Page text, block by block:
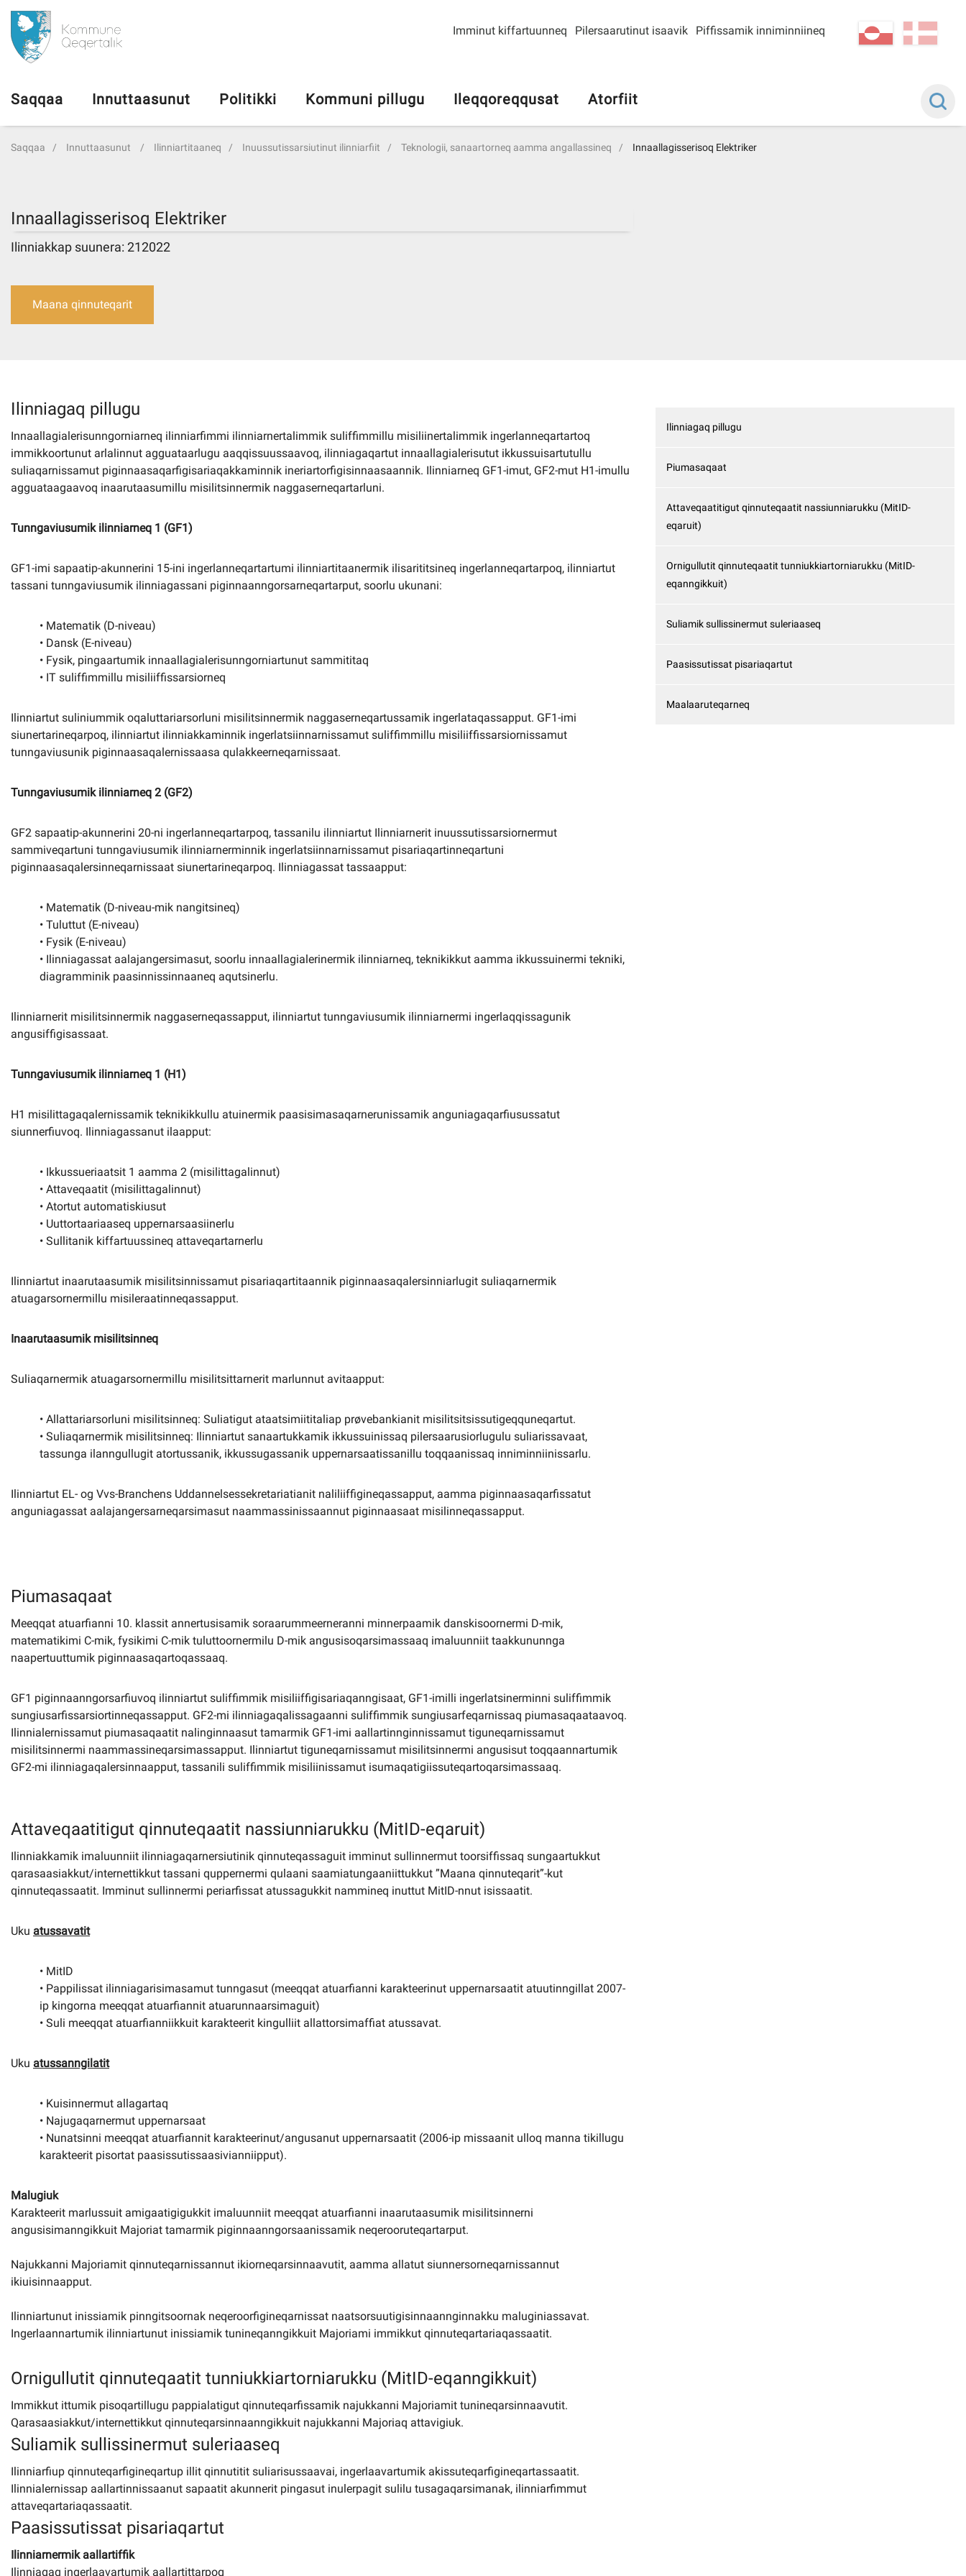
Kommuni pillugu
Ileqqoreqqusat
Atorfiit
Pilersaarutinut isaavik
Piffissamik inniminniineq
kl-GL
Imminut kiffartuunneq Pilersaarutinut isaavik Piffissamik inniminniineq
Saqqaa Innuttaasunut Politikki Kommuni pillugu Ileqqoreqqusat Atorfiit
Saqqaa Innuttaasunut Ilinniartitaaneq Inuussutissarsiutinut ilinniarfiit Teknologii, sanaartorneq aamma angallassineq Innaallagisserisoq Elektriker
Innaallagisserisoq Elektriker
Ilinniakkap suunera: 212022
Maana qinnuteqarit
Ilinniagaq pillugu
Innaallagialerisunngorniarneq ilinniarfimmi ilinniarnertalimmik suliffimmillu misiliinertalimmik ingerlanneqartartoq
immikkoortunut arlalinnut agguataarlugu aaqqissuussaavoq, ilinniagaqartut innaallagialerisutut ikkussuisartutullu
suliaqarnissamut piginnaasaqarfigisariaqakkaminnik ineriartorfigisinnaasaannik. Ilinniarneq GF1-imut, GF2-mut H1-imullu
agguataagaavoq inaarutaasumillu misilitsinnermik naggaserneqartarluni.
Tunngaviusumik ilinniarneq 1 (GF1)
GF1-imi sapaatip-akunnerini 15-ini ingerlanneqartartumi ilinniartitaanermik ilisarititsineq ingerlanneqartarpoq, ilinniartut
tassani tunngaviusumik ilinniagassani piginnaanngorsarneqartarput, soorlu ukunani:
• Matematik (D-niveau)
• Dansk (E-niveau)
• Fysik, pingaartumik innaallagialerisunngorniartunut sammititaq
• IT suliffimmillu misiliiffissarsiorneq
Ilinniartut suliniummik oqaluttariarsorluni misilitsinnermik naggaserneqartussamik ingerlataqassapput. GF1-imi
siunertarineqarpoq, ilinniartut ilinniakkaminnik ingerlatsiinnarnissamut suliffimmillu misiliiffissarsiornissamut
tunngaviusunik piginnaasaqalernissaasa qulakkeerneqarnissaat.
Tunngaviusumik ilinniarneq 2 (GF2)
GF2 sapaatip-akunnerini 20-ni ingerlanneqartarpoq, tassanilu ilinniartut Ilinniarnerit inuussutissarsiornermut
sammiveqartuni tunngaviusumik ilinniarnerminnik ingerlatsiinnarnissamut pisariaqartinneqartuni
piginnaasaqalersinneqarnissaat siunertarineqarpoq. Ilinniagassat tassaapput:
• Matematik (D-niveau-mik nangitsineq)
• Tuluttut (E-niveau)
• Fysik (E-niveau)
• Ilinniagassat aalajangersimasut, soorlu innaallagialerinermik ilinniarneq, teknikikkut aamma ikkussuinermi tekniki,
diagramminik paasinnissinnaaneq aqutsinerlu.
Ilinniarnerit misilitsinnermik naggaserneqassapput, ilinniartut tunngaviusumik ilinniarnermi ingerlaqqissagunik
angusiffigisassaat.
Tunngaviusumik ilinniarneq 1 (H1)
H1 misilittagaqalernissamik teknikikkullu atuinermik paasisimasaqarnerunissamik anguniagaqarfiusussatut
siunnerfiuvoq. Ilinniagassanut ilaapput:
• Ikkussueriaatsit 1 aamma 2 (misilittagalinnut)
• Attaveqaatit (misilittagalinnut)
• Atortut automatiskiusut
• Uuttortaariaaseq uppernarsaasiinerlu
• Sullitanik kiffartuussineq attaveqartarnerlu
Ilinniartut inaarutaasumik misilitsinnissamut pisariaqartitaannik piginnaasaqalersinniarlugit suliaqarnermik
atuagarsornermillu misileraatinneqassapput.
Inaarutaasumik misilitsinneq
Suliaqarnermik atuagarsornermillu misilitsittarnerit marlunnut avitaapput:
• Allattariarsorluni misilitsinneq: Suliatigut ataatsimiititaliap prøvebankianit misilitsitsissutigeqquneqartut.
• Suliaqarnermik misilitsinneq: Ilinniartut sanaartukkamik ikkussuinissaq pilersaarusiorlugulu suliarissavaat,
tassunga ilanngullugit atortussanik, ikkussugassanik uppernarsaatissanillu toqqaanissaq inniminniinissarlu.
Ilinniartut EL- og Vvs-Branchens Uddannelsessekretariatianit naliliiffigineqassapput, aamma piginnaasaqarfissatut
anguniagassat aalajangersarneqarsimasut naammassinissaannut piginnaasaat misilinneqassapput.
Piumasaqaat
Meeqqat atuarfianni 10. klassit annertusisamik soraarummeerneranni minnerpaamik danskisoornermi D-mik,
matematikimi C-mik, fysikimi C-mik tuluttoornermilu D-mik angusisoqarsimassaaq imaluunniit taakkununnga
naapertuuttumik piginnaasaqartoqassaaq.
GF1 piginnaanngorsarfiuvoq ilinniartut suliffimmik misiliiffigisariaqanngisaat, GF1-imilli ingerlatsinerminni suliffimmik
sungiusarfissarsiortinneqassapput. GF2-mi ilinniagaqalissagaanni suliffimmik sungiusarfeqarnissaq piumasaqaataavoq.
Ilinnialernissamut piumasaqaatit nalinginnaasut tamarmik GF1-imi aallartinnginnissamut tiguneqarnissamut
misilitsinnermi naammassineqarsimassapput. Ilinniartut tiguneqarnissamut misilitsinnermi angusisut toqqaannartumik
GF2-mi ilinniagaqalersinnaapput, tassanili suliffimmik misiliinissamut isumaqatigiissuteqartoqarsimassaaq.
Attaveqaatitigut qinnuteqaatit nassiunniarukku (MitID-eqaruit)
Ilinniakkamik imaluunniit ilinniagaqarnersiutinik qinnuteqassaguit imminut sullinnermut toorsiffissaq sungaartukkut
qarasaasiakkut/internettikkut tassani quppernermi qulaani saamiatungaaniittukkut ”Maana qinnuteqarit”-kut
qinnuteqassaatit. Imminut sullinnermi periarfissat atussagukkit nammineq inuttut MitID-nnut isissaatit.
Uku atussavatit
• MitID
• Pappilissat ilinniagarisimasamut tunngasut (meeqqat atuarfianni karakteerinut uppernarsaatit atuutinngillat 2007-
ip kingorna meeqqat atuarfiannit atuarunnaarsimaguit)
• Suli meeqqat atuarfianniikkuit karakteerit kingulliit allattorsimaffiat atussavat.
Uku atussanngilatit
• Kuisinnermut allagartaq
• Najugaqarnermut uppernarsaat
• Nunatsinni meeqqat atuarfiannit karakteerinut/angusanut uppernarsaatit (2006-ip missaanit ulloq manna tikillugu
karakteerit pisortat paasissutissaasivianniipput).
Malugiuk
Karakteerit marlussuit amigaatigigukkit imaluunniit meeqqat atuarfianni inaarutaasumik misilitsinnerni
angusisimanngikkuit Majoriat tamarmik piginnaanngorsaanissamik neqerooruteqartarput.
Najukkanni Majoriamit qinnuteqarnissannut ikiorneqarsinnaavutit, aamma allatut siunnersorneqarnissannut
ikiuisinnaapput.
Ilinniartunut inissiamik pinngitsoornak neqeroorfigineqarnissat naatsorsuutigisinnaannginnakku maluginiassavat.
Ingerlaannartumik ilinniartunut inissiamik tunineqanngikkuit Majoriami immikkut qinnuteqartariaqassaatit.
Ornigullutit qinnuteqaatit tunniukkiartorniarukku (MitID-eqanngikkuit)
Immikkut ittumik pisoqartillugu pappialatigut qinnuteqarfissamik najukkanni Majoriamit tunineqarsinnaavutit.
Qarasaasiakkut/internettikkut qinnuteqarsinnaanngikkuit najukkanni Majoriaq attavigiuk.
Suliamik sullissinermut suleriaaseq
Ilinniarfiup qinnuteqarfigineqartup illit qinnutitit suliarisussaavai, ingerlaavartumik akissuteqarfigineqartassaatit.
Ilinnialernissap aallartinnissaanut sapaatit akunnerit pingasut inulerpagit sulilu tusagaqarsimanak, ilinniarfimmut
attaveqartariaqassaatit.
Paasissutissat pisariaqartut
Ilinniarnermik aallartiffik
Ilinniagaq ingerlaavartumik aallartittarpoq
Ilinniagaq pillugu
Piumasaqaat
Attaveqaatitigut qinnuteqaatit nassiunniarukku (MitID-
eqaruit)
Ornigullutit qinnuteqaatit tunniukkiartorniarukku (MitID-
eqanngikkuit)
Suliamik sullissinermut suleriaaseq
Paasissutissat pisariaqartut
Maalaaruteqarneq